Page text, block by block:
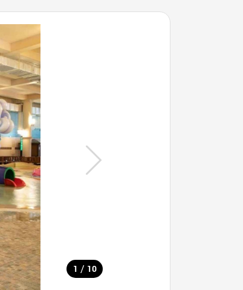
1 / 10